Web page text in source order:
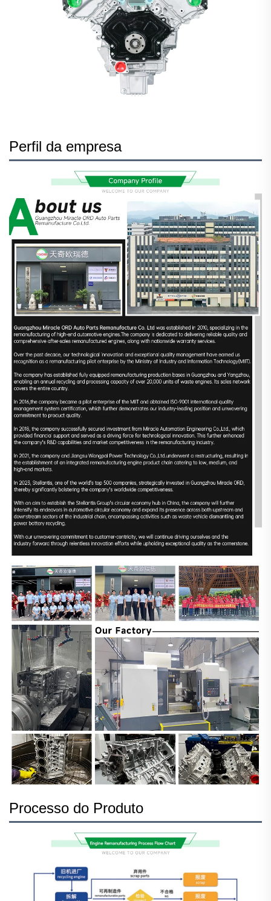
Perfil da empresa
Processo do Produto